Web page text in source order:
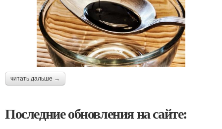
читать дальше →
Последние обновления на сайте: